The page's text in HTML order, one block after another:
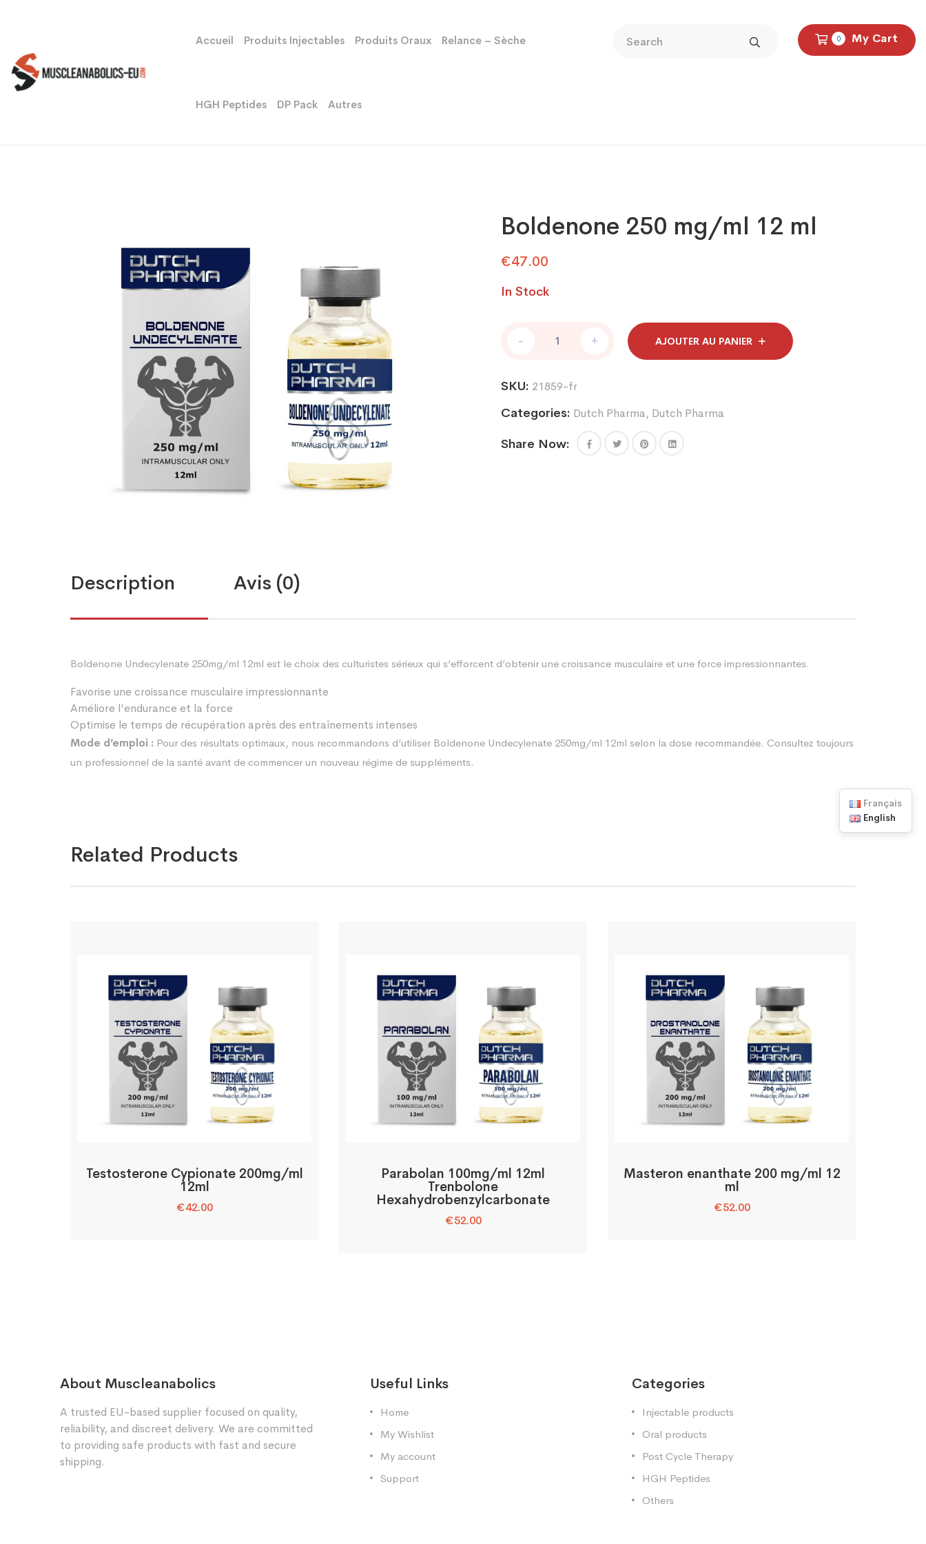
0 My Cart
Accueil Produits Injectables Produits Oraux Relance – Sèche
HGH Peptides DP Pack Autres
Boldenone 250 mg/ml 12 ml
€47.00
In Stock
ml
- + AJOUTER AU PANIER
SKU: 21859-fr
Categories: Dutch Pharma, Dutch Pharma
Share Now:
Description Avis (0)
Boldenone Undecylenate 250mg/ml 12ml est le choix des culturistes sérieux qui s’efforcent d’obtenir une croissance musculaire et une force impressionnantes.
Favorise une croissance musculaire impressionnante
Améliore l’endurance et la force
Optimise le temps de récupération après des entraînements intenses
Mode d’emploi : Pour des résultats optimaux, nous recommandons d’utiliser Boldenone Undecylenate 250mg/ml 12ml selon la dose recommandée. Consultez toujours
un professionnel de la santé avant de commencer un nouveau régime de suppléments.
Related Products
Testosterone Cypionate 200mg/ml
12ml
€42.00
Parabolan 100mg/ml 12ml
Trenbolone
Hexahydrobenzylcarbonate
€52.00
Masteron enanthate 200 mg/ml 12
ml
€52.00
About Muscleanabolics
A trusted EU-based supplier focused on quality,
reliability, and discreet delivery. We are committed
to providing safe products with fast and secure
shipping.
Useful Links
Home
My Wishlist
My account
Support
Categories
Injectable products
Oral products
Post Cycle Therapy
HGH Peptides
Others
Français
English